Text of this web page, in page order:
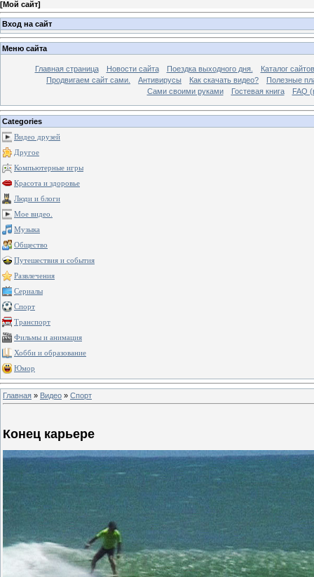
[Мой сайт]
Вход на сайт
Меню сайта
Главная страница Новости сайта Поездка выходного дня.
Каталог сайтов
Продвигаем сайт сами.
Антивирусы Как скачать видео?
Полезные
Сами своими руками
Гостевая книга FAQ
Categories
Видео друзей
Другое
Компьютерные игры
Красота и здоровье
Люди и блоги
Мое видео.
Музыка
Общество
Путешествия и события
Развлечения
Сериалы
Спорт
Транспорт
Фильмы и анимация
Хобби и образование
Юмор
Главная » Видео » Спорт
Конец карьере